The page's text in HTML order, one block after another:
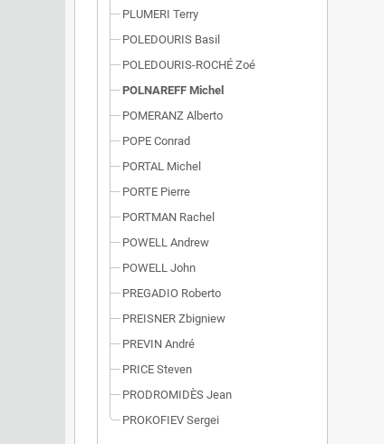
PLUMERI Terry
POLEDOURIS Basil
POLEDOURIS-ROCHÉ Zoé
POLNAREFF Michel
POMERANZ Alberto
POPE Conrad
PORTAL Michel
PORTE Pierre
PORTMAN Rachel
POWELL Andrew
POWELL John
PREGADIO Roberto
PREISNER Zbigniew
PREVIN André
PRICE Steven
PRODROMIDÈS Jean
PROKOFIEV Sergei